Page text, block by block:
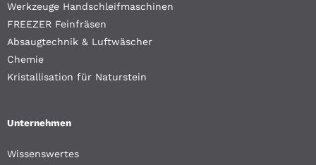
Werkzeuge Handschleifmaschinen
FREEZER Feinfräsen
Absaugtechnik & Luftwäscher
Chemie
Kristallisation für Naturstein
Unternehmen
Wissenswertes